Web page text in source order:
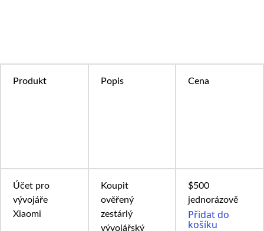
Produkt Popis Cena
Účet pro
vývojáře
Xiaomi
Koupit
ověřený
zestárlý
vývojářský
$500
jednorázově
Přidat do
košíku